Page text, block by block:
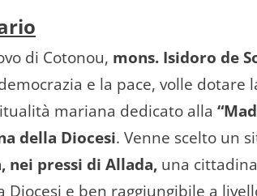
di Cotonou, mons. Isidoro de
e la pace, volle dotare
mariana dedicato alla
della Diocesi. Venne scelto un
nei pressi di Allada, una
Diocesi e ben raggiungibile a